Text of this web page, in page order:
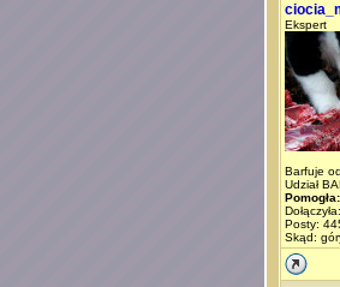
Ekspert
Barfuje
Udział
Pomogła:
Posty:
Skąd: